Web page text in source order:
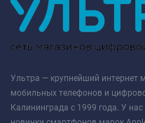
Ультра — крупнейший интернет
мобильных телефонов и
Калининграда с 1999 года. У